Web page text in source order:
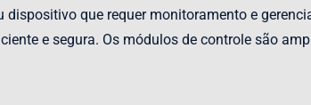
que requer monitoramento e
e segura. Os módulos de controle são